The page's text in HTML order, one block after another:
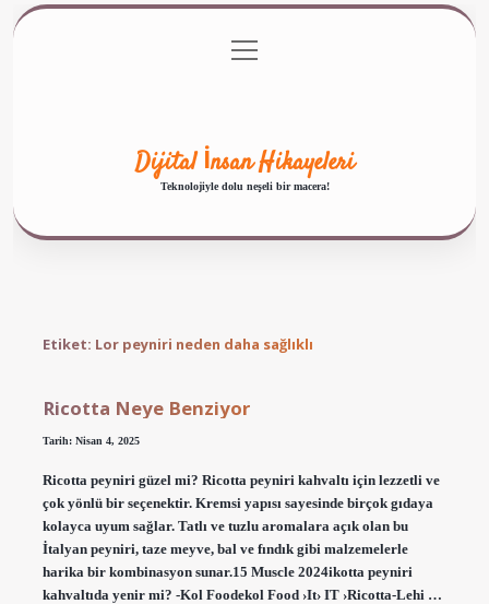
Gizlilik Politikası
menüyü
aç
Dijital İnsan Hikayeleri
Teknolojiyle dolu neşeli bir macera!
Etiket: Lor peyniri neden daha sağlıklı
Ricotta Neye Benziyor
Tarih: Nisan 4, 2025
Ricotta peyniri güzel mi? Ricotta peyniri kahvaltı için lezzetli ve
çok yönlü bir seçenektir. Kremsi yapısı sayesinde birçok gıdaya
kolayca uyum sağlar. Tatlı ve tuzlu aromalara açık olan bu
İtalyan peyniri, taze meyve, bal ve fındık gibi malzemelerle
harika bir kombinasyon sunar.15 Muscle 2024ikotta peyniri
kahvaltıda yenir mi? -Kol Foodekol Food ›It› IT ›Ricotta-Lehi …